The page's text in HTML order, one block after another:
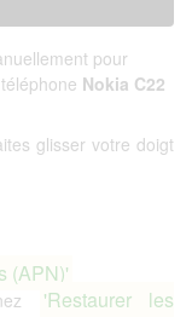
pour
Nokia C22
glisser votre doigt
(APN)'
'Restaurer les